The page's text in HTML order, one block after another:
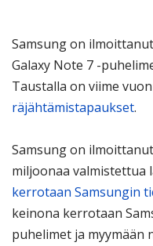
Samsung on
Galaxy Note 7 -
Taustalla on viime
räjähtämistapaukset.
Samsung on
miljoonaa valmistettua
kerrotaan Samsungin
keinona kerrotaan
puhelimet ja myymään